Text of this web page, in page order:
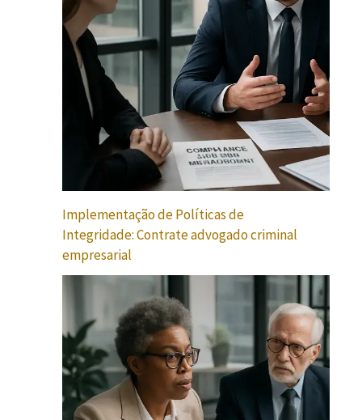
Implementação de Políticas de
Integridade: Contrate advogado criminal
empresarial